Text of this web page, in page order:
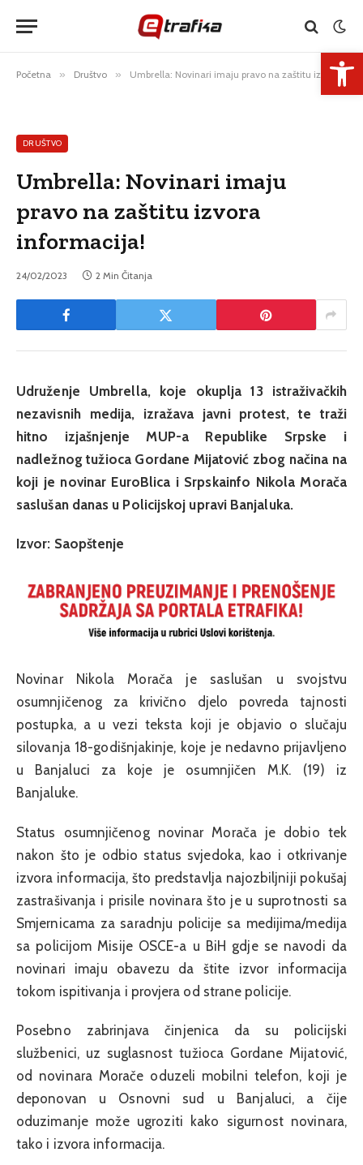
Početna » Društvo » Umbrella: Novinari imaju pravo na zaštitu izvora informacija!
DRUŠTVO
Umbrella: Novinari imaju
pravo na zaštitu izvora
informacija!
24/02/2023 2 Min Čitanja
Udruženje Umbrella, koje okuplja 13 istraživačkih
nezavisnih medija, izražava javni protest, te traži
hitno izjašnjenje MUP-a Republike Srpske i
nadležnog tužioca Gordane Mijatović zbog načina na
koji je novinar EuroBlica i Srpskainfo Nikola Morača
saslušan danas u Policijskoj upravi Banjaluka.
Izvor: Saopštenje
Novinar Nikola Morača je saslušan u svojstvu
osumnjičenog za krivično djelo povreda tajnosti
postupka, a u vezi teksta koji je objavio o slučaju
silovanja 18-godišnjakinje, koje je nedavno prijavljeno
u Banjaluci za koje je osumnjičen M.K. (19) iz
Banjaluke.
Status osumnjičenog novinar Morača je dobio tek
nakon što je odbio status svjedoka, kao i otkrivanje
izvora informacija, što predstavlja najozbiljniji pokušaj
zastrašivanja i prisile novinara što je u suprotnosti sa
Smjernicama za saradnju policije sa medijima/medija
sa policijom Misije OSCE-a u BiH gdje se navodi da
novinari imaju obavezu da štite izvor informacija
tokom ispitivanja i provjera od strane policije.
Posebno zabrinjava činjenica da su policijski
službenici, uz suglasnost tužioca Gordane Mijatović,
od novinara Morače oduzeli mobilni telefon, koji je
deponovan u Osnovni sud u Banjaluci, a čije
oduzimanje može ugroziti kako sigurnost novinara,
tako i izvora informacija.